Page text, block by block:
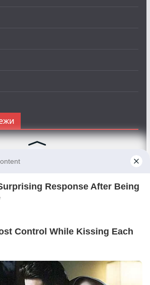
за да сте во тек со најновите